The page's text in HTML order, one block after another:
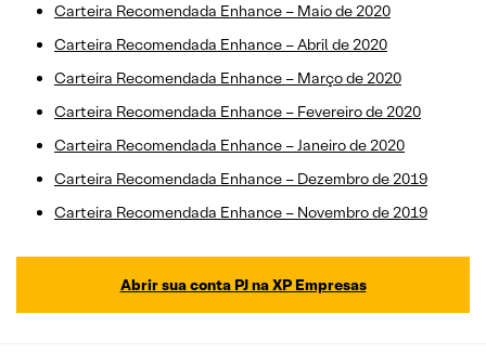
Carteira Recomendada Enhance – Maio de 2020
Carteira Recomendada Enhance – Abril de 2020
Carteira Recomendada Enhance – Março de 2020
Carteira Recomendada Enhance – Fevereiro de 2020
Carteira Recomendada Enhance – Janeiro de 2020
Carteira Recomendada Enhance – Dezembro de 2019
Carteira Recomendada Enhance – Novembro de 2019
Abrir sua conta PJ na XP Empresas